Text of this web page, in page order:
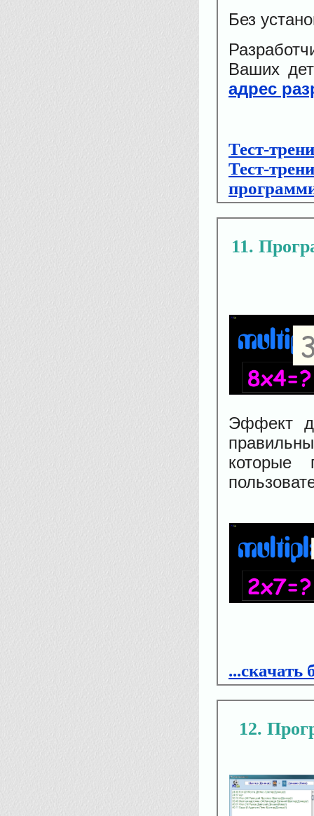
Без
Ваших
адрес
Тест-
Тест-
11
Эффект
которые
...скачать
12